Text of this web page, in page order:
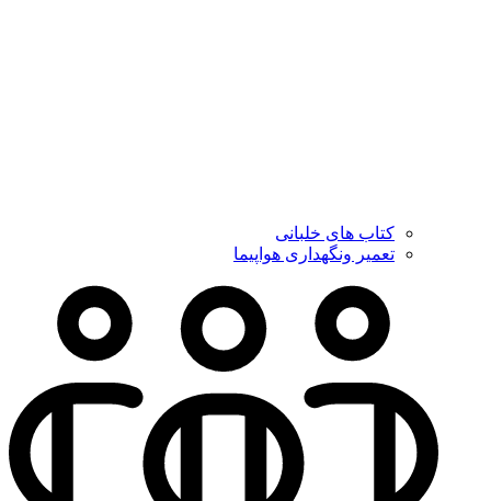
کتاب های خلبانی
تعمیر ونگهداری هواپیما